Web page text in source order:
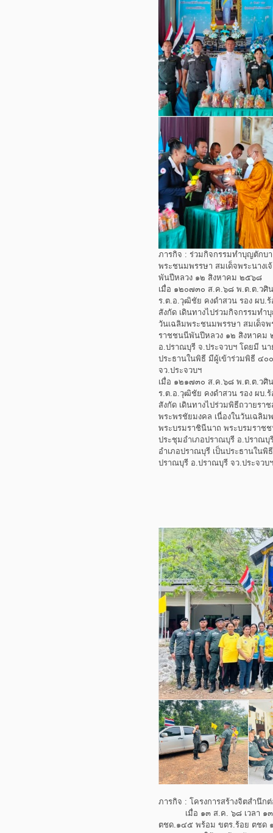
ภารกิจ : ร่วมกิจกรรมทำบุญตักบ
พระชนมพรรษา สมเด็จพระนาง
พันปีหลวง ๑๒ สิงหาคม ๒๕๖๘
เมื่อ ๑๒๐๗๓๐ ส.ค.๖๘ พ.ต.ต.วศิ
ร.ต.อ.วุฒิชัย คงดำสวน รอง ผบ.
สังกัด เดินทางไปร่วมกิจกรรมท
วันเฉลิมพระชนมพรรษา สมเด็จ
ราชชนนีพันปีหลวง ๑๒ สิงหาคม
อ.ปราณบุรี จ.ประจวบฯ โดยมี น
ประธานในพิธี มีผู้เข้าร่วมพิธี ๔
จว.ประจวบฯ
เมื่อ ๑๒๑๗๓๐ ส.ค.๖๘ พ.ต.ต.วศิ
ร.ต.อ.วุฒิชัย คงดำสวน รอง ผบ.
สังกัด เดินทางไปร่วมพิธีถวายรา
พระพรชัยมงคล เนื่องในวันเฉลิม
พระบรมราชินีนาถ พระบรมรา
ประชุมอำเภอปราณบุรี อ.ปราณบุ
อำเภอปราณบุรี เป็นประธานใน
ปราณบุรี อ.ปราณบุรี จว.ประจวบฯ
ภารกิจ : โครงการสร้างจิตสำนึก
เมื่อ ๑๓ ส.ค. ๖๘ เวลา ๑๓.
ตชด.๑๔๕ พร้อม ขตร.ร้อย ตชด